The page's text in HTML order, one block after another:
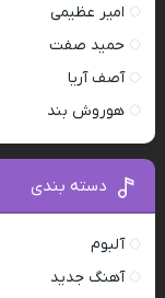
امیر عظیمی
حمید صفت
آصف آریا
هوروش بند
دسته بندی
آلبوم
آهنگ جدید